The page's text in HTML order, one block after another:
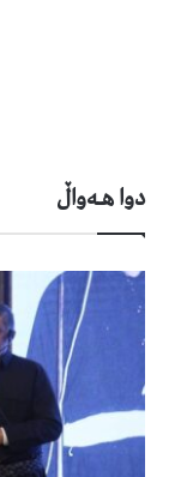
دوا هـه‌واڵ